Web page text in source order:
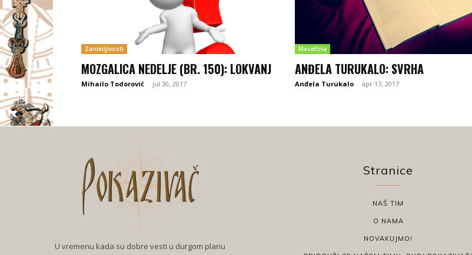
Zanimljivosti
MOZGALICA NEDELJE (BR. 150): LOKVANJ
Mihailo Todorović - jul 30, 2017
Mesečina
ANĐELA TURUKALO: SVRHA
Anđela Turukalo - apr 17, 2017
U vremenu kada su dobre vesti u durgom planu
Stranice
NAŠ TIM
O NAMA
NOVAKUJMO!